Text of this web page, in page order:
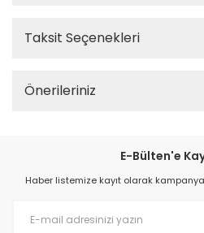
Taksit Seçenekleri
Önerileriniz
E-Bülten'e
Haber listemize kayıt olarak